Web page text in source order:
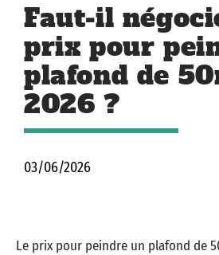
Faut-il
prix pour
plafond de
2026 ?
03/06/2026
Le prix pour peindre un plafond de